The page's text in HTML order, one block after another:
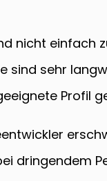
nicht einfach
sehr
Profil
dringendem